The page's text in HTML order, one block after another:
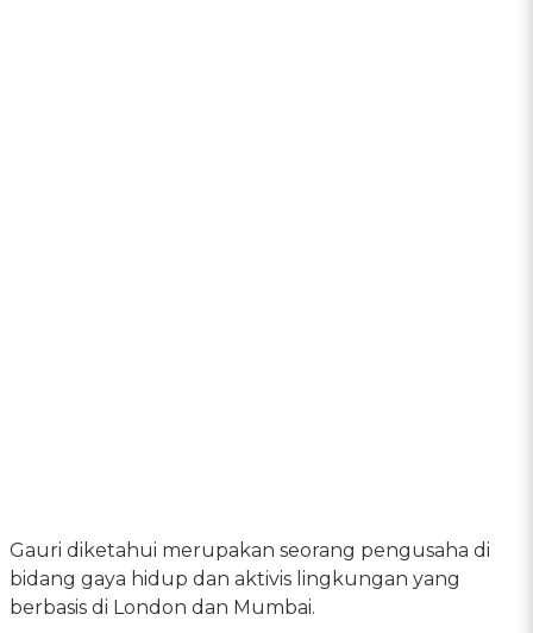
Gauri diketahui merupakan seorang pengusaha di
bidang gaya hidup dan aktivis lingkungan yang
berbasis di London dan Mumbai.